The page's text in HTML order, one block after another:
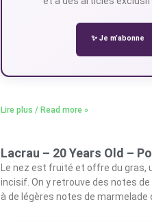
✨ Je m’abonne
Lire plus / Read more »
Lacrau – 20 Years Old –
Le nez est fruité et offre du
incisif. On y retrouve des notes
à de légères notes de